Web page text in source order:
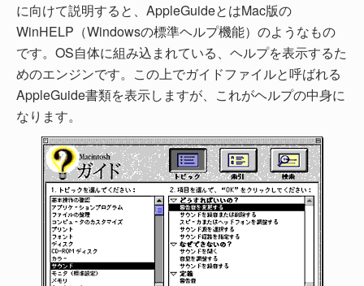
に向けて説明すると、AppleGuideとはMac版の
WinHELP（Windowsの標準ヘルプ機能）のようなもの
です。OS自体に組み込まれている、ヘルプを表示するた
めのエンジンです。この上でガイドファイルと呼ばれる
AppleGuide書類を表示しますが、これがヘルプの中身に
なります。